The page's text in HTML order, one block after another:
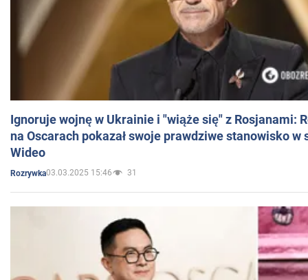
Ignoruje wojnę w Ukrainie i "wiąże się" z Rosjanami:
na Oscarach pokazał swoje prawdziwe stanowisko w
Wideo
Rozrywka03.03.2025 15:46 31